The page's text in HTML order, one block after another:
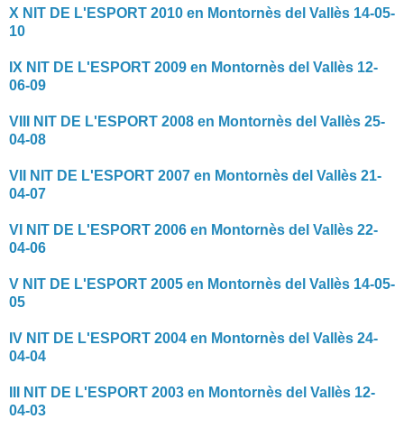
X NIT DE L'ESPORT 2010 en Montornès del Vallès 14-05-
10
IX NIT DE L'ESPORT 2009 en Montornès del Vallès 12-
06-09
VIII NIT DE L'ESPORT 2008 en Montornès del Vallès 25-
04-08
VII NIT DE L'ESPORT 2007 en Montornès del Vallès 21-
04-07
VI NIT DE L'ESPORT 2006 en Montornès del Vallès 22-
04-06
V NIT DE L'ESPORT 2005 en Montornès del Vallès 14-05-
05
IV NIT DE L'ESPORT 2004 en Montornès del Vallès 24-
04-04
III NIT DE L'ESPORT 2003 en Montornès del Vallès 12-
04-03